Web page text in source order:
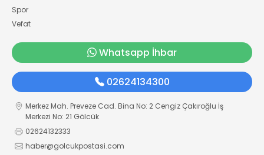
Spor
Vefat
Whatsapp İhbar
02624134300
Merkez Mah. Preveze Cad. Bina No: 2 Cengiz Çakıroğlu İş
Merkezi No: 21 Gölcük
02624132333
haber@golcukpostasi.com